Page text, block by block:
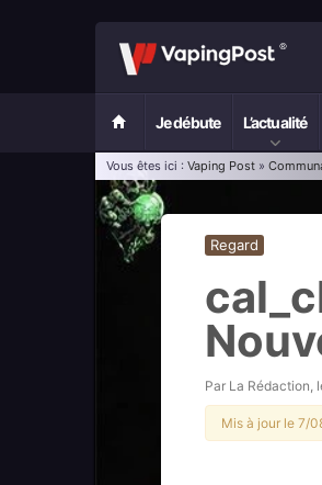
Je débute L’actualité
Vous êtes ici : Vaping Post »
Regard
Par La Rédaction,
Mis à jour le 7/